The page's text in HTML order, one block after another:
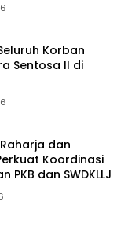
Korban
Sentosa II di
dan
Koordinasi
dan SWDKLLJ